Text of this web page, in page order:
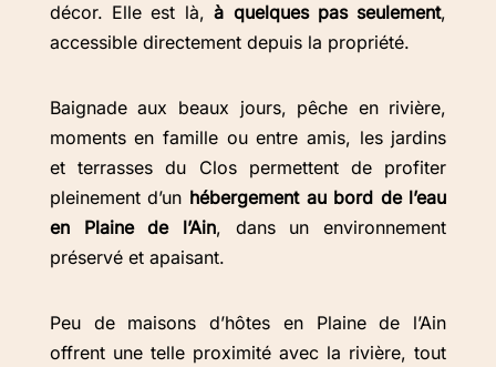
décor. Elle est là,à quelques pas seulement,
accessible directement depuis la propriété.
Baignade aux beaux jours, pêche en rivière,
moments en famille ou entre amis, les jardins
et terrasses du Clos permettent de profiter
pleinement d’un hébergement au bord de l’eau
en Plaine de l’Ain, dans un environnement
préservé et apaisant.
Peu de maisons d’hôtes en Plaine de l’Ain
offrent une telle proximité avec la rivière, tout